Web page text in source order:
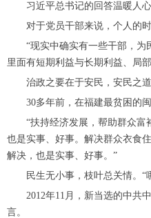
习近平总书记的回答温暖人心
对于党员干部来说，个人的时
“现实中确实有一些干部，为民
里面有短期利益与长期利益、局
治政之要在于安民，安民之道
30多年前，在福建最贫困的闽
“扶持经济发展，帮助群众富裕
也是实事、好事。解决群众衣食
解决，也是实事、好事。”
民生无小事，枝叶总关情。“
2012年11月，新当选的中共中
言。